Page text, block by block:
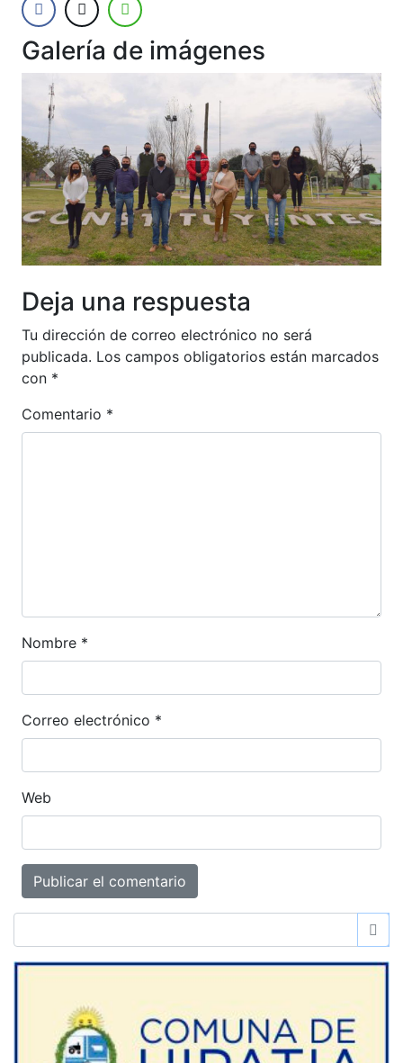
Galería de imágenes
Anterior
Deja una respuesta
Tu dirección de correo electrónico no será
publicada. Los campos obligatorios están marcados
con *
Comentario *
Nombre *
Correo electrónico *
Web